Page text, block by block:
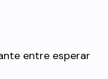
entre esperar